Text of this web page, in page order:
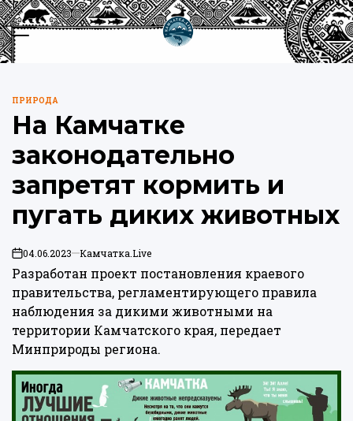
Перейти
к
содержимому
Меню
ОПУБЛИКОВАНО
В
ПРИРОДА
На Камчатке
законодательно
запретят кормить и
пугать диких животных
on04.06.2023 Камчатка.Live
Разработан проект постановления краевого
правительства, регламентирующего правила
наблюдения за дикими животными на
территории Камчатского края, передает
Минприроды региона.